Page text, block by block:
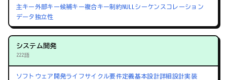
主キー外部キー候補キー複合キー制約NULL シーケンス コレーション
データ独立性
システム開発
222語
ソフトウェア開発ライフサイクル要件定義基本設計詳細設計実装